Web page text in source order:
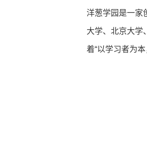
洋葱学园是一家
大学、北京大学
着“以学习者为